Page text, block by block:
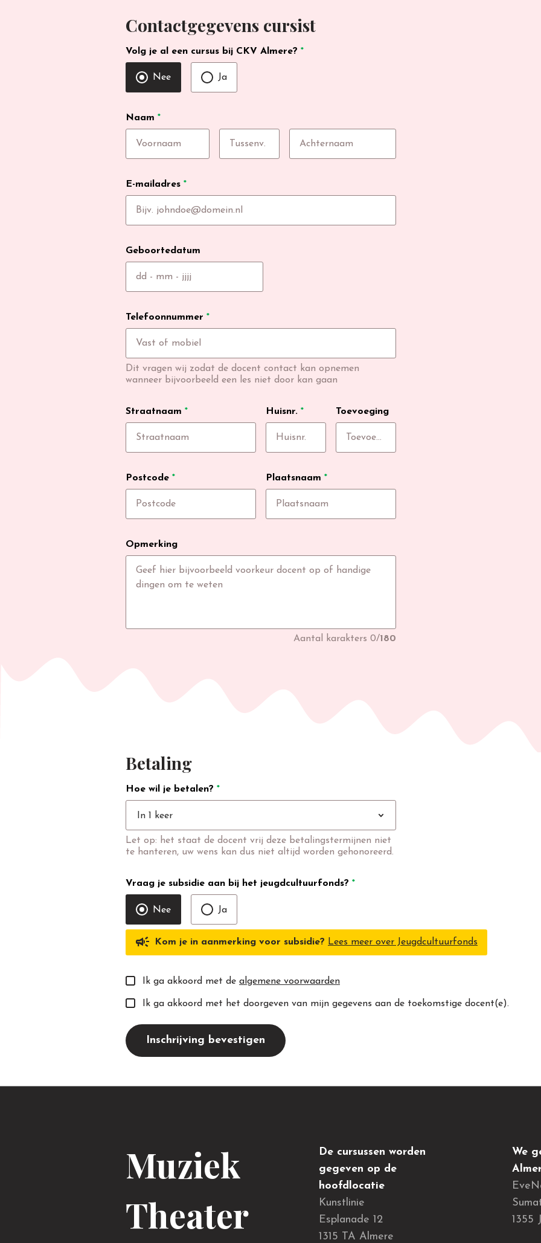
Contactgegevens cursist
Volg je al een cursus bij CKV Almere? *
Nee Ja
Naam *
E-mailadres *
Geboortedatum
Telefoonnummer *
Dit vragen wij zodat de docent contact kan opnemen
wanneer bijvoorbeeld een les niet door kan gaan
Straatnaam * Huisnr. * Toevoeging
Postcode * Plaatsnaam *
Opmerking
Aantal karakters 0/180
Betaling
Hoe wil je betalen? *
In 1 keer expand_more
Let op: het staat de docent vrij deze betalingstermijnen niet
te hanteren, uw wens kan dus niet altijd worden gehonoreerd.
Vraag je subsidie aan bij het jeugdcultuurfonds? *
Nee Ja
campaign Kom je in aanmerking voor subsidie? Lees meer over Jeugdcultuurfonds
Ik ga akkoord met de algemene voorwaarden
Ik ga akkoord met het doorgeven van mijn gegevens aan de toekomstige docent(e).
Inschrijving bevestigen
Muziek
Theater
De cursussen worden
gegeven op de
hoofdlocatie
Kunstlinie
Esplanade 12
1315 TA Almere
We
1355